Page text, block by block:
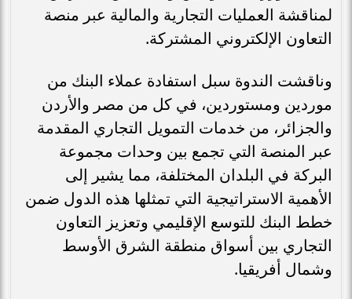
لمناقشة العمليات التجارية والمالية عبر منصة
التعاون الإلكتروني المشتركة.
وناقشت الندوة سبل استفادة عملاء البنك من
موردين ومستوردين، في كل من مصر والأردن
والجزائر، من خدمات التمويل التجاري المقدمة
عبر المنصة التي تجمع بين وحدات مجموعة
البركة في البلدان المختلفة، مما يشير إلى
الأهمية الاستراتيجية التي تمثلها هذه الدول ضمن
خطط البنك للتوسع الإقليمي وتعزيز التعاون
التجاري بين أسواق منطقة الشرق الأوسط
وشمال أفريقيا.